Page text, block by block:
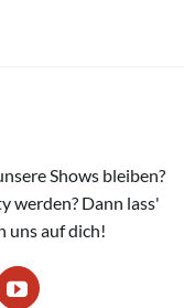
Shows bleiben?
werden? Dann lass'
uns auf dich!